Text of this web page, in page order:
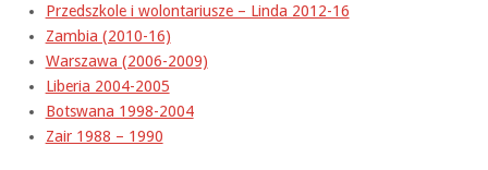
Przedszkole i wolontariusze – Linda 2012-16
Zambia (2010-16)
Warszawa (2006-2009)
Liberia 2004-2005
Botswana 1998-2004
Zair 1988 – 1990